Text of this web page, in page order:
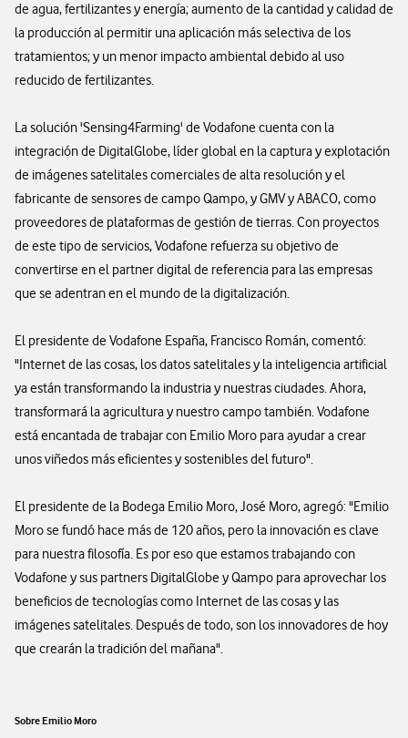
de agua, fertilizantes y energía; aumento de la cantidad y calidad de
la producción al permitir una aplicación más selectiva de los
tratamientos; y un menor impacto ambiental debido al uso
reducido de fertilizantes.
La solución 'Sensing4Farming' de Vodafone cuenta con la
integración de DigitalGlobe, líder global en la captura y explotación
de imágenes satelitales comerciales de alta resolución y el
fabricante de sensores de campo Qampo, y GMV y ABACO, como
proveedores de plataformas de gestión de tierras. Con proyectos
de este tipo de servicios, Vodafone refuerza su objetivo de
convertirse en el partner digital de referencia para las empresas
que se adentran en el mundo de la digitalización.
El presidente de Vodafone España, Francisco Román, comentó:
"Internet de las cosas, los datos satelitales y la inteligencia artificial
ya están transformando la industria y nuestras ciudades. Ahora,
transformará la agricultura y nuestro campo también. Vodafone
está encantada de trabajar con Emilio Moro para ayudar a crear
unos viñedos más eficientes y sostenibles del futuro".
El presidente de la Bodega Emilio Moro, José Moro, agregó: "Emilio
Moro se fundó hace más de 120 años, pero la innovación es clave
para nuestra filosofía. Es por eso que estamos trabajando con
Vodafone y sus partners DigitalGlobe y Qampo para aprovechar los
beneficios de tecnologías como Internet de las cosas y las
imágenes satelitales. Después de todo, son los innovadores de hoy
que crearán la tradición del mañana".
Sobre Emilio Moro